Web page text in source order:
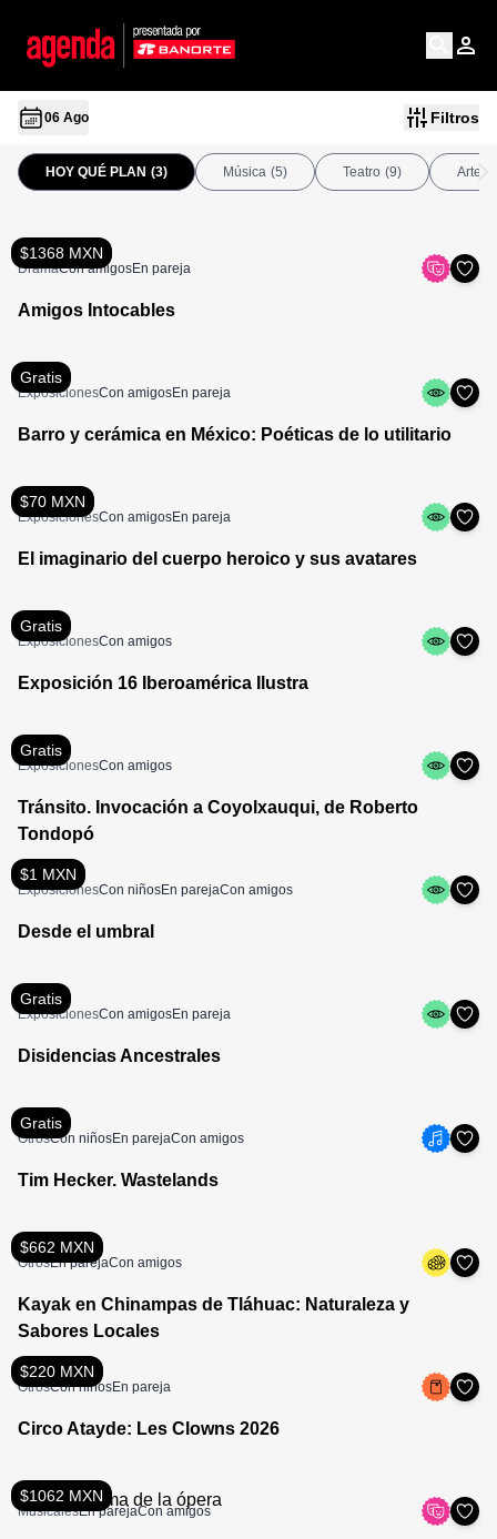
06 Ago Filtros
HOY QUÉ PLAN (3) Música (5) Teatro (9) Arte
$1368 MXN
DramaCon amigosEn pareja
Amigos Intocables
Gratis
ExposicionesCon amigosEn pareja
Barro y cerámica en México: Poéticas de lo utilitario
$70 MXN
ExposicionesCon amigosEn pareja
El imaginario del cuerpo heroico y sus avatares
Gratis
ExposicionesCon amigos
Exposición 16 Iberoamérica Ilustra
Gratis
ExposicionesCon amigos
Tránsito. Invocación a Coyolxauqui, de Roberto
Tondopó
$1 MXN
ExposicionesCon niñosEn parejaCon amigos
Desde el umbral
Gratis
ExposicionesCon amigosEn pareja
Disidencias Ancestrales
Gratis
OtrosCon niñosEn parejaCon amigos
Tim Hecker. Wastelands
$662 MXN
OtrosEn parejaCon amigos
Kayak en Chinampas de Tláhuac: Naturaleza y
Sabores Locales
$220 MXN
OtrosCon niñosEn pareja
Circo Atayde: Les Clowns 2026
$1062 MXN
MusicalesEn parejaCon amigos